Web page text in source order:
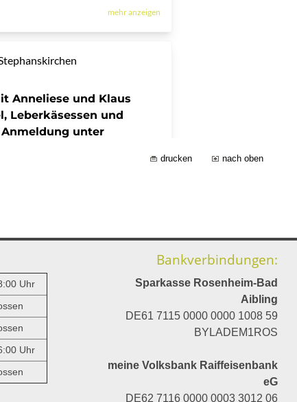
drucken nach oben
Uhr
Uhr
Bankverbindungen:
Sparkasse Rosenheim-Bad
Aibling
DE61 7115 0000 0000 1008 59
BYLADEM1ROS
meine Volksbank Raiffeisenbank
eG
DE62 7116 0000 0003 3012 06